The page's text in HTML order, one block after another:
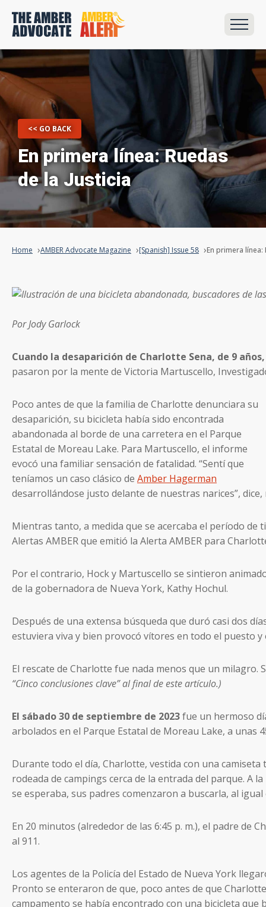
En primera línea: Ruedas
de la Justicia
<< GO BACK
Home AMBER Advocate Magazine [Spanish] Issue 58 En primera línea:
Por Jody Garlock
Cuando la desaparición de Charlotte Sena, de 9 años,
pasaron por la mente de Victoria Martuscello,
Poco antes de que la familia de Charlotte denunciara su
desaparición, su bicicleta había sido encontrada
abandonada al borde de una carretera en el Parque
Estatal de Moreau Lake. Para Martuscello, el informe
evocó una familiar sensación de fatalidad. “Sentí que
teníamos un caso clásico de Amber Hagerman
desarrollándose justo delante de nuestras narices”,
Mientras tanto, a medida que se acercaba el período
Alertas AMBER que emitió la Alerta AMBER para
Por el contrario, Hock y Martuscello se sintieron
de la gobernadora de Nueva York, Kathy Hochul.
Después de una extensa búsqueda que duró casi dos
estuviera viva y bien provocó vítores en todo el puesto y
El rescate de Charlotte fue nada menos que un milagro.
“Cinco conclusiones clave” al final de este artículo.)
El sábado 30 de septiembre de 2023fue un hermoso
arbolados en el Parque Estatal de Moreau Lake, a unas
Durante todo el día, Charlotte, vestida con una
rodeada de campings cerca de la entrada del parque.
se esperaba, sus padres comenzaron a buscarla, al
En 20 minutos (alrededor de las 6:45 p. m.), el padre de
al 911.
Los agentes de la Policía del Estado de Nueva York
Pronto se enteraron de que, poco antes de que
campamento se había encontrado con una bicicleta